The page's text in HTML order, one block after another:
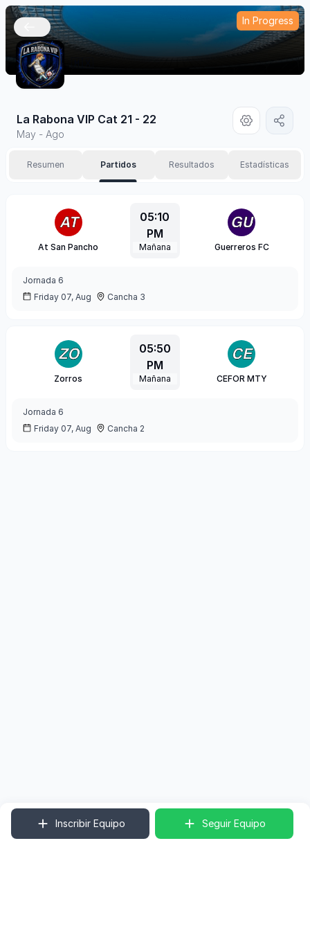
In Progress
La Rabona VIP Cat 21 - 22
May - Ago
Resumen Partidos Resultados Estadísticas
At San Pancho
05:10
PM
Mañana Guerreros FC
Jornada 6
Friday 07, Aug
Cancha 3
Zorros
05:50
PM
Mañana CEFOR MTY
Jornada 6
Friday 07, Aug
Cancha 2
Inscribir Equipo Seguir Equipo